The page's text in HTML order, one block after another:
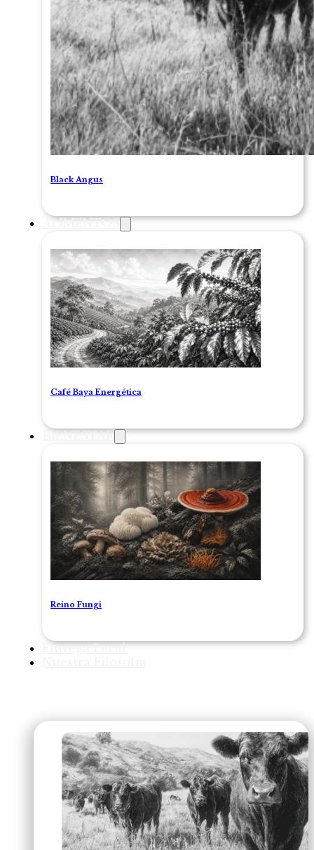
Black Angus
ALIMENTOS
Café Baya Energética
BIENESTAR
Reino Fungi
Entrega Local